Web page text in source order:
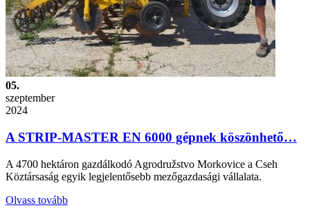
05.
szeptember
2024
A STRIP-MASTER EN 6000 gépnek köszönhető…
A 4700 hektáron gazdálkodó Agrodružstvo Morkovice a Cseh
Köztársaság egyik legjelentősebb mezőgazdasági vállalata.
Olvass tovább